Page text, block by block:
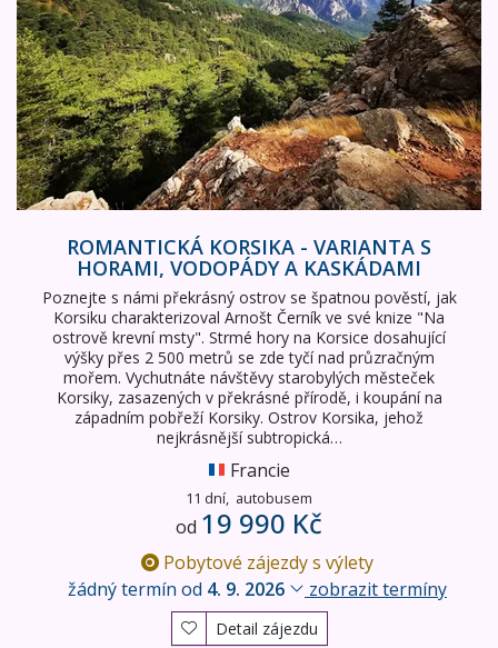
ROMANTICKÁ KORSIKA - VARIANTA S
HORAMI, VODOPÁDY A KASKÁDAMI
Poznejte s námi překrásný ostrov se špatnou pověstí, jak
Korsiku charakterizoval Arnošt Černík ve své knize "Na
ostrově krevní msty". Strmé hory na Korsice dosahující
výšky přes 2 500 metrů se zde tyčí nad průzračným
mořem. Vychutnáte návštěvy starobylých městeček
Korsiky, zasazených v překrásné přírodě, i koupání na
západním pobřeží Korsiky. Ostrov Korsika, jehož
nejkrásnější subtropická…
Francie
11 dní, autobusem
od 19 990 Kč
Pobytové zájezdy s výlety
žádný termín od 4. 9. 2026 zobrazit termíny
Detail zájezdu